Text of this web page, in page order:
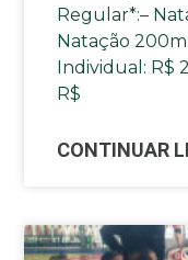
Regular*:–
Natação
Individual: R$
R$
CONTINUAR